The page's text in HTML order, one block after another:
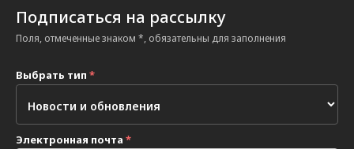
Подписаться на рассылку
Поля, отмеченные знаком *, обязательны для заполнения
Выбрать тип *
Электронная почта *